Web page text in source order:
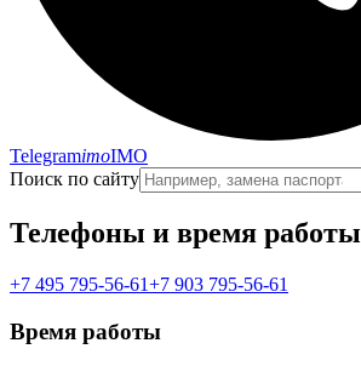
TelegramimoIMO
Поиск по сайту
Телефоны и время работы
+7 495 795-56-61+7 903 795-56-61
Время работы